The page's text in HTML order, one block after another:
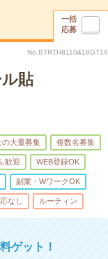
一括
応募
No.BTRTH8110418GT19
貼
の大量募集 複数名募集
歓迎 WEB登録OK
副業・WワークOK
なし ルーティン
ゲット！